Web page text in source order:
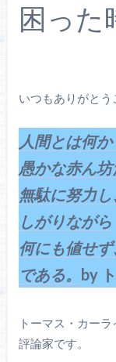
困った
いつもありがとう
人間とは何か
愚かな赤ん坊
無駄に努力
しがりながら
何にも値せ
である。 by
トーマス・カー
評論家です。